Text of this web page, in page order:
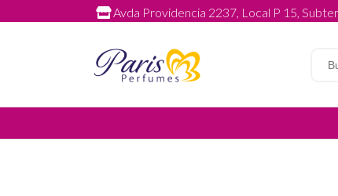
Avda Providencia 2237, Local P 15,